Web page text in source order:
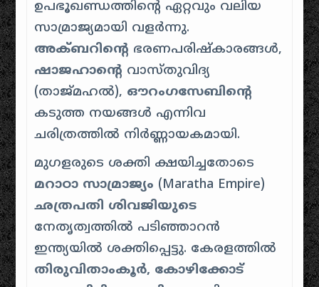
ഉപഭൂഖണ്ഡത്തിൻ്റെ ഏറ്റവും വലിയ
സാമ്രാജ്യമായി വളർന്നു.
അക്ബറിൻ്റെ ഭരണപരിഷ്കാരങ്ങൾ,
ഷാജഹാൻ്റെ വാസ്തുവിദ്യ
(താജ്മഹൽ), ഔറംഗസേബിൻ്റെ
കടുത്ത നയങ്ങൾ എന്നിവ
ചരിത്രത്തിൽ നിർണ്ണായകമായി.
മുഗളരുടെ ശക്തി ക്ഷയിച്ചതോടെ
മറാഠാ സാമ്രാജ്യം (Maratha Empire)
ഛത്രപതി ശിവജിയുടെ
നേതൃത്വത്തിൽ പടിഞ്ഞാറൻ
ഇന്ത്യയിൽ ശക്തിപ്പെട്ടു. കേരളത്തിൽ
തിരുവിതാംകൂർ, കോഴിക്കോട്